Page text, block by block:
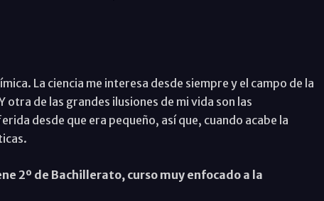
La ciencia me interesa desde siempre y el campo de la
de las grandes ilusiones de mi vida son las
desde que era pequeño, así que, cuando acabe la
2º de Bachillerato, curso muy enfocado a la